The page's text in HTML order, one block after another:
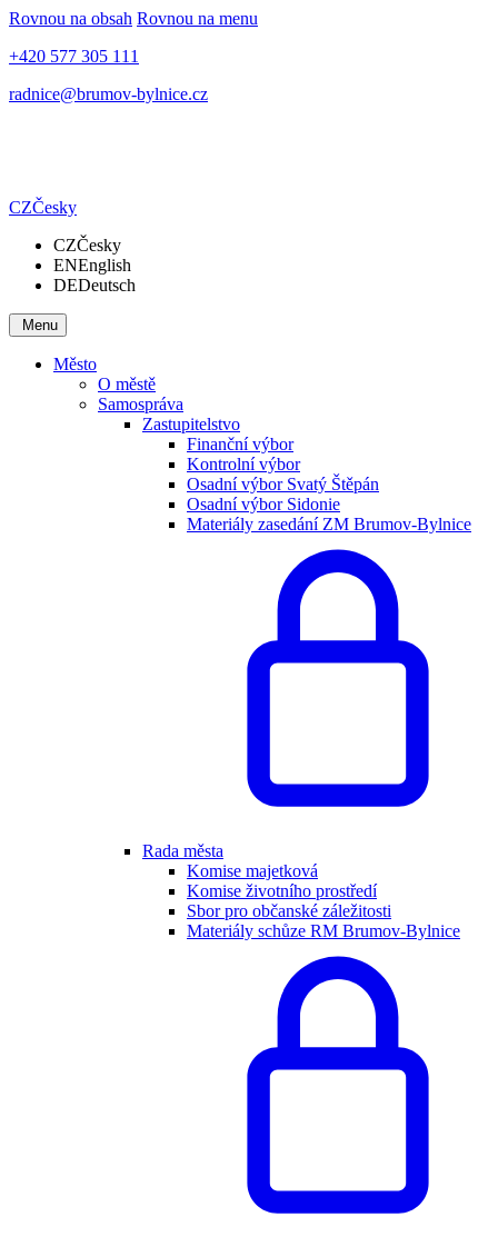
Rovnou na obsah Rovnou na menu
+420 577 305 111
radnice@brumov-bylnice.cz
CZČesky
CZČesky
ENEnglish
DEDeutsch
Menu
Město
O městě
Samospráva
Zastupitelstvo
Finanční výbor
Kontrolní výbor
Osadní výbor Svatý Štěpán
Osadní výbor Sidonie
Materiály zasedání ZM Brumov-Bylnice
Rada města
Komise majetková
Komise životního prostředí
Sbor pro občanské záležitosti
Materiály schůze RM Brumov-Bylnice